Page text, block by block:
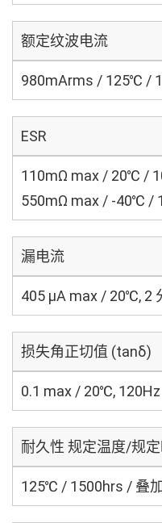
额定纹波电流
980mArms / 125℃ /
ESR
110mΩ max / 20℃ /
550mΩ max / -40℃ /
漏电流
405 μA max / 20℃, 2
损失角正切值 (tanδ)
0.1 max / 20℃, 120Hz
耐久性 规定温度/规
125℃ / 1500hrs / 叠